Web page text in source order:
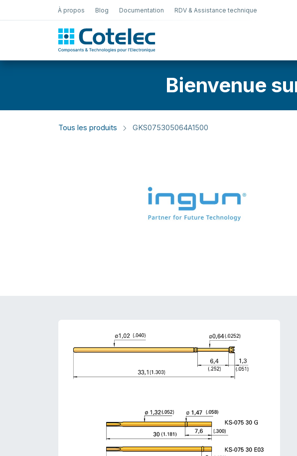
À propos Blog Documentation RDV & Assistance technique
Bienvenue
Tous les produits GKS075305064A1500